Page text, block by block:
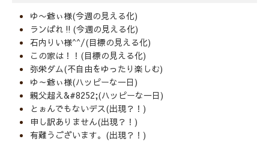
ゆ〜爺ぃ様(今週の見える化)
ランばれ‼️(今週の見える化)
石内りい様^^/(目標の見える化)
この家は！！(目標の見える化)
弥栄ダム(不自由をゆったり楽しむ)
ゆ～爺ぃ様(ハッピーな一日)
親父超え&#8252;(ハッピーな一日)
とぉんでもないデス(出現？！)
申し訳ありません(出現？！)
有難うございます。(出現？！)